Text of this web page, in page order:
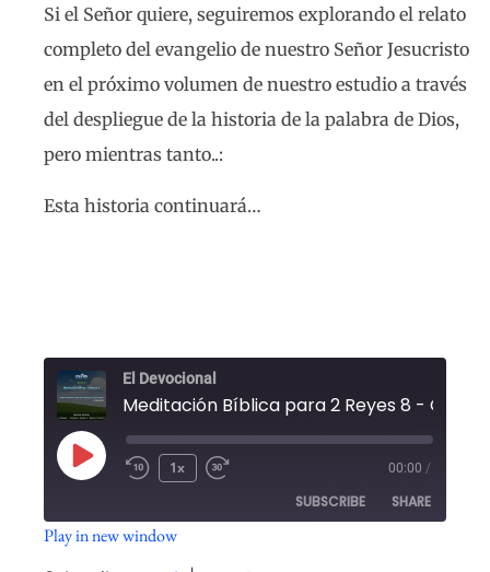
Si el Señor quiere, seguiremos explorando el relato
completo del evangelio de nuestro Señor Jesucristo
en el próximo volumen de nuestro estudio a través
del despliegue de la historia de la palabra de Dios,
pero mientras tanto..:
Esta historia continuará…
El Devocional
1x 00:00 /
SUBSCRIBE SHARE
Play in new window